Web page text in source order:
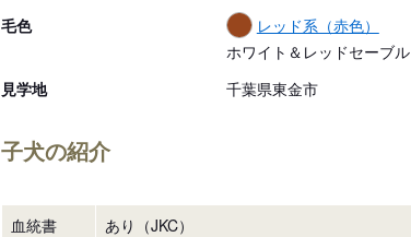
毛色
レッド系（赤色）
ホワイト＆レッドセーブル
見学地
千葉県東金市
子犬の紹介
血統書 あり（JKC）